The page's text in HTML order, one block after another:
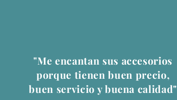
"Me encantan sus accesorios
porque tienen buen precio,
buen servicio y buena calidad"